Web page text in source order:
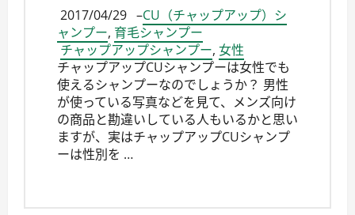
2017/04/29 –CU（チャップアップ）シ
ャンプー, 育毛シャンプー
チャップアップシャンプー, 女性
チャップアップCUシャンプーは女性でも
使えるシャンプーなのでしょうか？ 男性
が使っている写真などを見て、メンズ向け
の商品と勘違いしている人もいるかと思い
ますが、実はチャップアップCUシャンプ
ーは性別を …